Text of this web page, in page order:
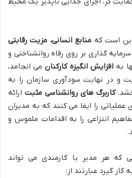
است که منابع انسانی، مزیت رقابتی
گذاری بر روی رفاه روانشناختی و
به افزایش انگیزه کارکنانمی انجامد،
و در نهایت سودآوری سازمان را به
کاربرگ های روانشناسی مثبت ارائه
را ایفا می کنند که به مدیران
انتزاعی را به اقدامات ملموس و
که هر مدیر یا کارمندی می تواند
کار گیرد عبارتند از: